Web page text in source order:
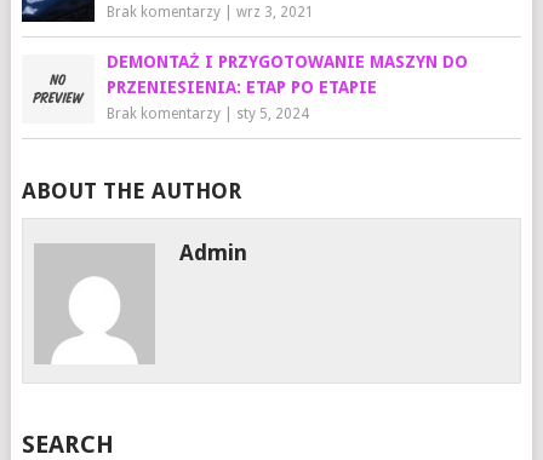
Brak komentarzy| wrz 3, 2021
DEMONTAŻ I PRZYGOTOWANIE MASZYN DO
PRZENIESIENIA: ETAP PO ETAPIE
Brak komentarzy| sty 5, 2024
ABOUT THE AUTHOR
Admin
SEARCH